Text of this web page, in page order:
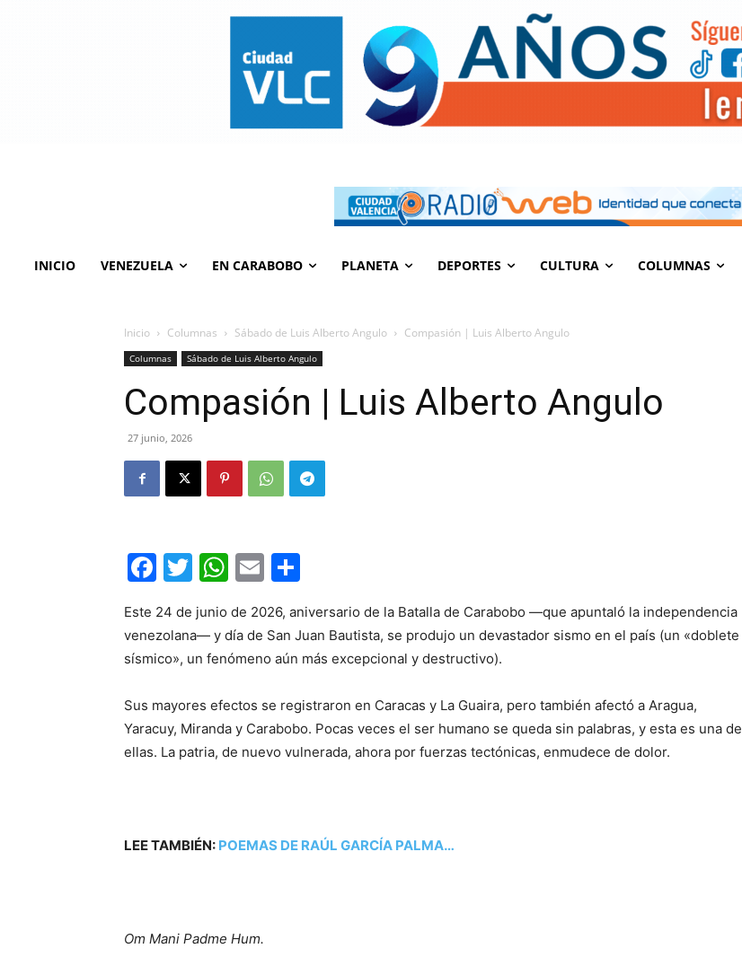
INICIO VENEZUELA EN CARABOBO PLANETA DEPORTES CULTURA COLUMNAS
Inicio Columnas Sábado de Luis Alberto Angulo Compasión | Luis Alberto Angulo
Columnas Sábado de Luis Alberto Angulo
Compasión | Luis Alberto Angulo
27 junio, 2026
Facebook
Twitter
WhatsApp
Email
Este 24 de junio de 2026, aniversario de la Batalla de Carabobo —que apuntaló la independencia
venezolana— y día de San Juan Bautista, se produjo un devastador sismo en el país (un «doblete
sísmico», un fenómeno aún más excepcional y destructivo).
Sus mayores efectos se registraron en Caracas y La Guaira, pero también afectó a Aragua,
Yaracuy, Miranda y Carabobo. Pocas veces el ser humano se queda sin palabras, y esta es una de
ellas. La patria, de nuevo vulnerada, ahora por fuerzas tectónicas, enmudece de dolor.
LEE TAMBIÉN: POEMAS DE RAÚL GARCÍA PALMA…
Om Mani Padme Hum.